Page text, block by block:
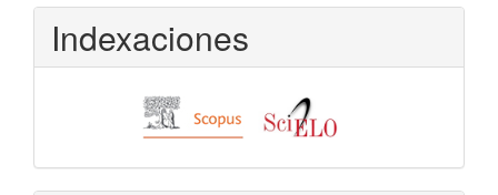
Indexaciones